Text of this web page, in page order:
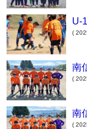
U-
(
南
(
南
(